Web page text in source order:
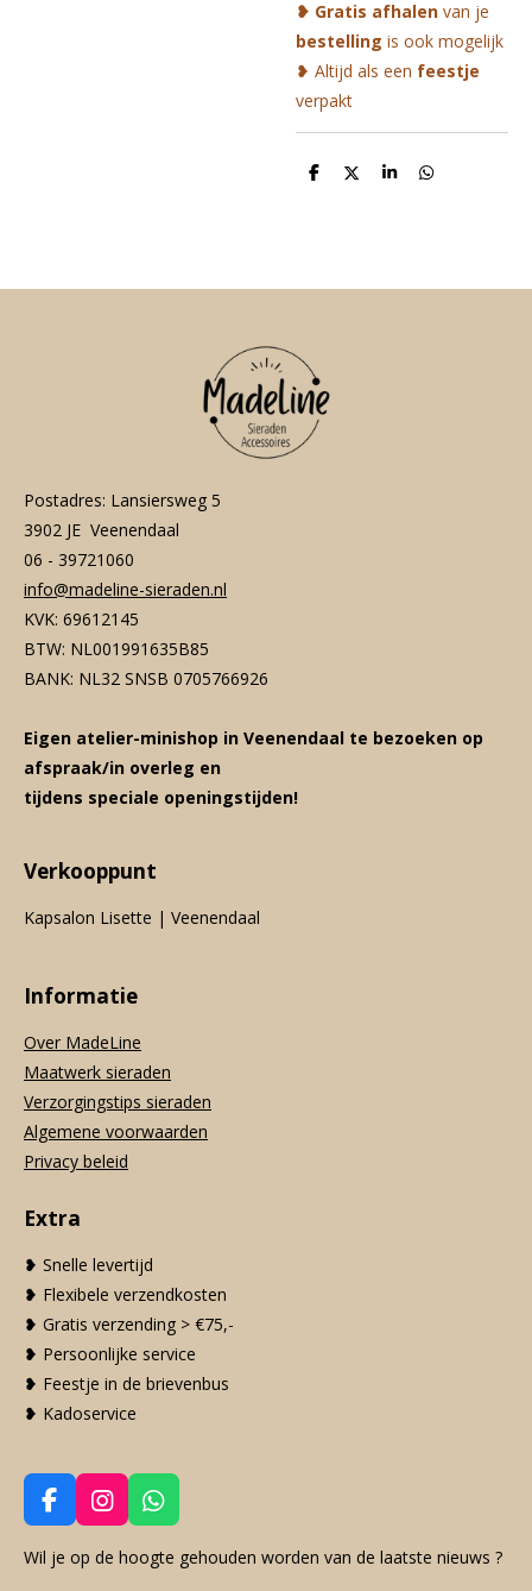
❥ Gratis afhalen van je
bestelling is ook mogelijk
❥ Altijd als een feestje
verpakt
D
D
S
D
Postadres: Lansiersweg 5
3902 JE Veenendaal
06 - 39721060
info@madeline-sieraden.nl
KVK: 69612145
BTW: NL001991635B85
BANK: NL32 SNSB 0705766926
Eigen atelier-minishop in Veenendaal te bezoeken op
afspraak/in overleg en
tijdens speciale openingstijden!
Verkooppunt
Kapsalon Lisette | Veenendaal
Informatie
Over MadeLine
Maatwerk sieraden
Verzorgingstips sieraden
Algemene voorwaarden
Privacy beleid
Extra
❥ Snelle levertijd
❥ Flexibele verzendkosten
❥ Gratis verzending > €75,-
❥ Persoonlijke service
❥ Feestje in de brievenbus
❥ Kadoservice
F
a
c
I
n
s
W
h
a
Wil je op de hoogte gehouden worden van de laatste nieuws ?